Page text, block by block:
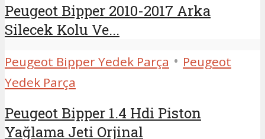
Peugeot Bipper 2010-2017 Arka
Silecek Kolu Ve...
Peugeot Bipper Yedek Parça • Peugeot
Yedek Parça
Peugeot Bipper 1.4 Hdi Piston
Yağlama Jeti Orjinal